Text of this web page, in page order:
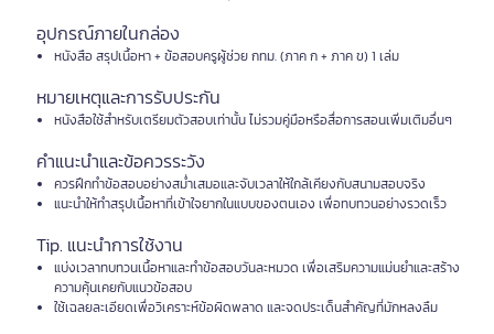
อุปกรณ์ภายในกล่อง
หนังสือ สรุปเนื้อหา + ข้อสอบครูผู้ช่วย กทม. (ภาค ก + ภาค ข) 1 เล่ม
หมายเหตุและการรับประกัน
หนังสือใช้สำหรับเตรียมตัวสอบเท่านั้น ไม่รวมคู่มือหรือสื่อการสอนเพิ่มเติมอื่นๆ
คำแนะนำและข้อควรระวัง
ควรฝึกทำข้อสอบอย่างสม่ำเสมอและจับเวลาให้ใกล้เคียงกับสนามสอบจริง
แนะนำให้ทำสรุปเนื้อหาที่เข้าใจยากในแบบของตนเอง เพื่อทบทวนอย่างรวดเร็ว
Tip. แนะนำการใช้งาน
แบ่งเวลาทบทวนเนื้อหาและทำข้อสอบวันละหมวด เพื่อเสริมความแม่นยำและสร้าง
ความคุ้นเคยกับแนวข้อสอบ
ใช้เฉลยละเอียดเพื่อวิเคราะห์ข้อผิดพลาด และจดประเด็นสำคัญที่มักหลงลืม